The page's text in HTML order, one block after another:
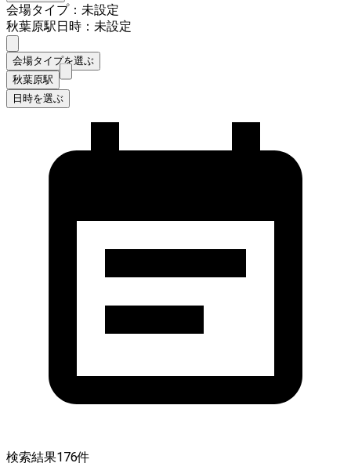
会場タイプ：未設定
秋葉原駅日時：未設定
会場タイプを選ぶ
秋葉原駅
日時を選ぶ
検索結果176件